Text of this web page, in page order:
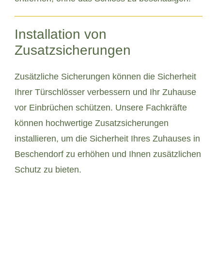
Installation von
Zusatzsicherungen
Zusätzliche Sicherungen können die Sicherheit
Ihrer Türschlösser verbessern und Ihr Zuhause
vor Einbrüchen schützen. Unsere Fachkräfte
können hochwertige Zusatzsicherungen
installieren, um die Sicherheit Ihres Zuhauses in
Beschendorf zu erhöhen und Ihnen zusätzlichen
Schutz zu bieten.